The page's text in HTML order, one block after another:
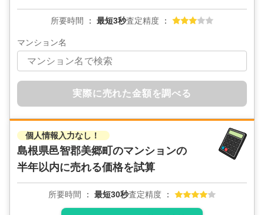
所要時間 最短3秒査定精度
マンション名
実際に売れた金額を調べる
個人情報入力なし！
島根県邑智郡美郷町のマンションの
半年以内に売れる価格を試算
所要時間 最短30秒査定精度